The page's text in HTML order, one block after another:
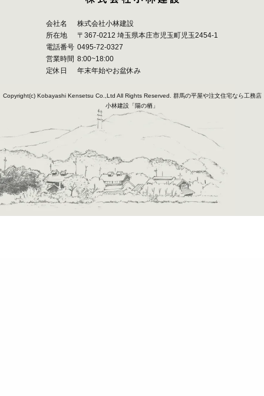
会社名
株式会社小林建設
所在地
〒367-0212 埼玉県本庄市児玉町児玉2454-1
電話番号 0495-72-0327
営業時間 8:00~18:00
定休日
年末年始やお盆休み
Copyright(c) Kobayashi Kensetsu Co.,Ltd All Rights Reserved. 群馬の平屋や注文住宅なら工務店
小林建設「陽の栖」